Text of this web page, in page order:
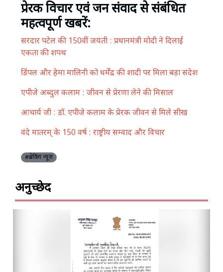
प्रेरक विचार एवं जन संवाद से संबंधित
महत्वपूर्ण खबरें:
सरदार पटेल की 150वीं जयंती : प्रधानमंत्री मोदी ने दिलाई
एकता की शपथ
डिंपल और हेमा मालिनी को धर्मेंद्र की शादी पर मिला बड़ा संदेश
एपीजे अब्दुल कलाम : जीवन से प्रेरणा लेने की मिसाल
आचार्य जी : डॉ. एपीजे कलाम के प्रेरक जीवन से मिले सीख
वंदे मातरम् के 150 वर्ष : राष्ट्रीय सम्वाद और विचार
#ब्रेकिंग न्यूज़
अनुच्छेद